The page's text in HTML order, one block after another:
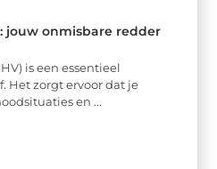
jouw onmisbare redder
is een essentieel
Het zorgt ervoor dat je
en ...